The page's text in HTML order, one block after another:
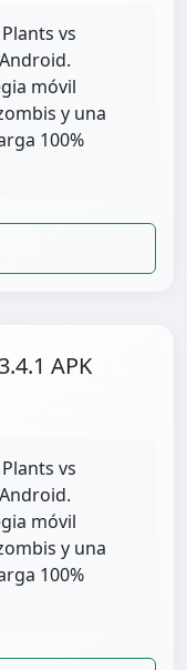
vs
móvil
y una
100%
APK
vs
móvil
y una
100%